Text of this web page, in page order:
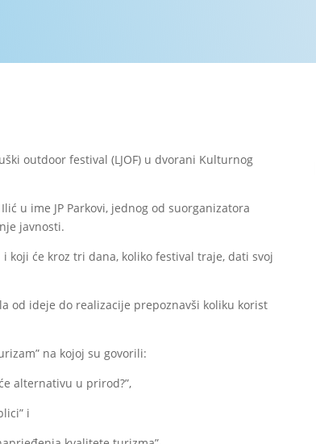
outdoor festival (LJOF) u dvorani Kulturnog
u ime JP Parkovi, jednog od suorganizatora
javnosti.
koji će kroz tri dana, koliko festival traje, dati svoj
od ideje do realizacije prepoznavši koliku korist
na kojoj su govorili:
alternativu u prirod?”,
i